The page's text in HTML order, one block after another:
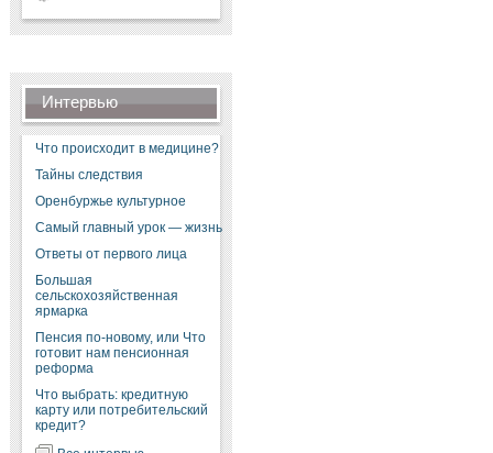
Интервью
Что происходит в медицине?
Тайны следствия
Оренбуржье культурное
Самый главный урок — жизнь
Ответы от первого лица
Большая
сельскохозяйственная
ярмарка
Пенсия по-новому, или Что
готовит нам пенсионная
реформа
Что выбрать: кредитную
карту или потребительский
кредит?